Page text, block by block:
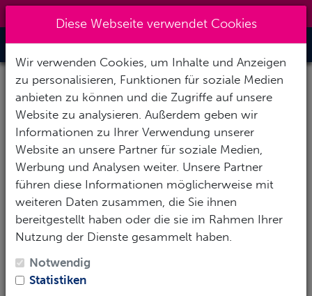
Toggle
Diese Webseite verwendet Cookies
Wir verwenden Cookies, um Inhalte und Anzeigen
zu personalisieren, Funktionen für soziale Medien
anbieten zu können und die Zugriffe auf unsere
Website zu analysieren. Außerdem geben wir
Informationen zu Ihrer Verwendung unserer
Website an unsere Partner für soziale Medien,
Werbung und Analysen weiter. Unsere Partner
führen diese Informationen möglicherweise mit
weiteren Daten zusammen, die Sie ihnen
bereitgestellt haben oder die sie im Rahmen Ihrer
Nutzung der Dienste gesammelt haben.
Notwendig
Statistiken